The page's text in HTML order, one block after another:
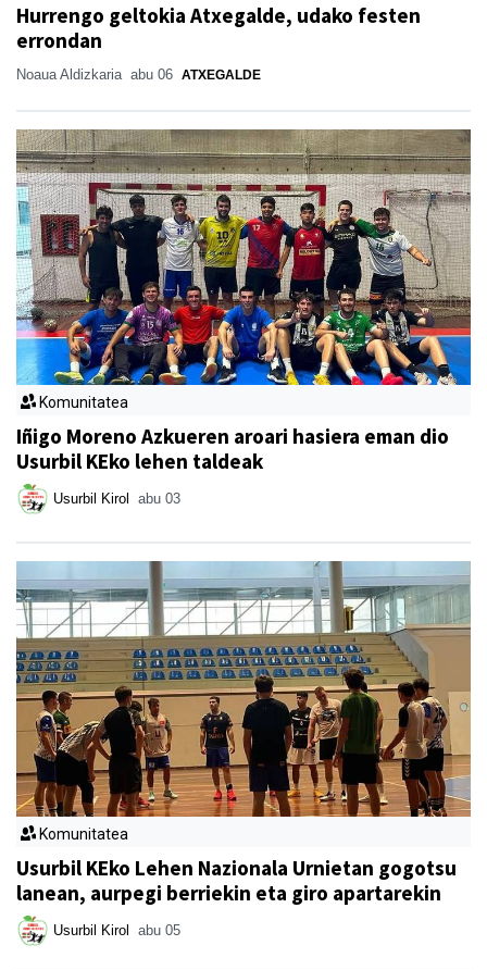
Hurrengo geltokia Atxegalde, udako festen
errondan
Noaua Aldizkaria abu 06 ATXEGALDE
Komunitatea
Iñigo Moreno Azkueren aroari hasiera eman dio
Usurbil KEko lehen taldeak
Usurbil Kirol abu 03
Komunitatea
Usurbil KEko Lehen Nazionala Urnietan gogotsu
lanean, aurpegi berriekin eta giro apartarekin
Usurbil Kirol abu 05